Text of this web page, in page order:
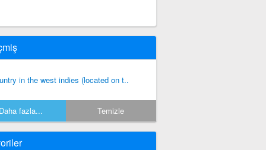
in the west indies (located on t..
Daha fazla... Temizle